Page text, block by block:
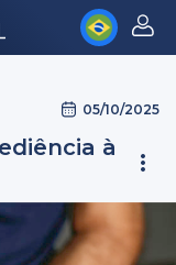
05/10/2025
à